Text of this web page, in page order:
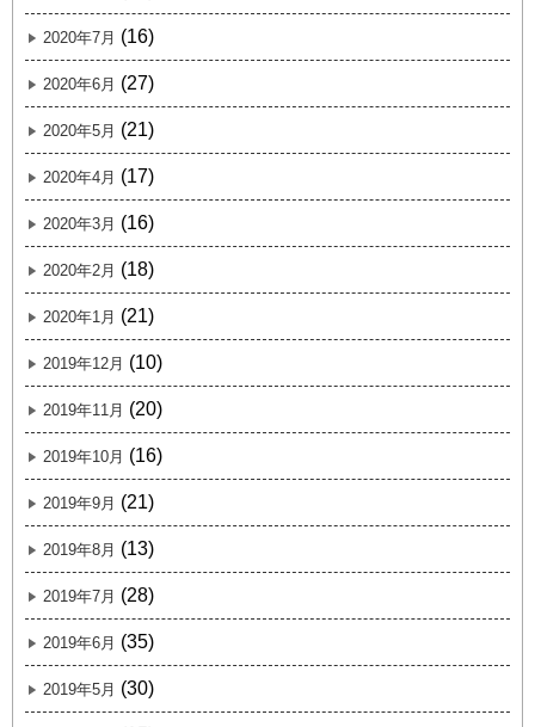
2020年7月 (16)
2020年6月 (27)
2020年5月 (21)
2020年4月 (17)
2020年3月 (16)
2020年2月 (18)
2020年1月 (21)
2019年12月 (10)
2019年11月 (20)
2019年10月 (16)
2019年9月 (21)
2019年8月 (13)
2019年7月 (28)
2019年6月 (35)
2019年5月 (30)